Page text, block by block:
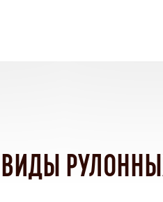
ВИДЫ